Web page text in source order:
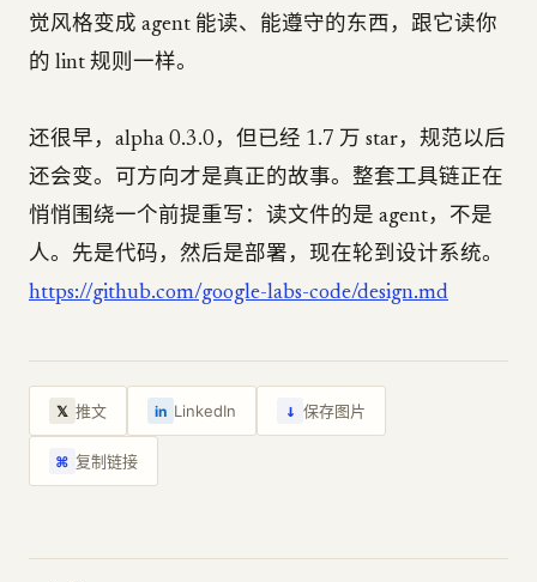
觉风格变成 agent 能读、能遵守的东西，跟它读你
的 lint 规则一样。
还很早，alpha 0.3.0，但已经 1.7 万 star，规范以后
还会变。可方向才是真正的故事。整套工具链正在
悄悄围绕一个前提重写：读文件的是 agent，不是
人。先是代码，然后是部署，现在轮到设计系统。
https://github.com/google-labs-code/design.md
𝕏 推文 in LinkedIn ↓ 保存图片
⌘ 复制链接